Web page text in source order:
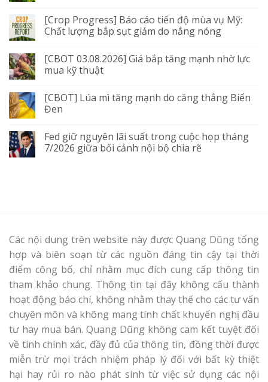
[Crop Progress] Báo cáo tiến độ mùa vụ Mỹ:
Chất lượng bắp sụt giảm do nắng nóng
[CBOT 03.08.2026] Giá bắp tăng mạnh nhờ lực
mua kỹ thuật
[CBOT] Lúa mì tăng mạnh do căng thẳng Biển
Đen
Fed giữ nguyên lãi suất trong cuộc họp tháng
7/2026 giữa bối cảnh nội bộ chia rẽ
Các nội dung trên website này được Quang Dũng tổng
hợp và biên soạn từ các nguồn đáng tin cậy tại thời
điểm công bố, chỉ nhằm mục đích cung cấp thông tin
tham khảo chung. Thông tin tại đây không cấu thành
hoạt động báo chí, không nhằm thay thế cho các tư vấn
chuyên môn và không mang tính chất khuyến nghị đầu
tư hay mua bán. Quang Dũng không cam kết tuyệt đối
về tính chính xác, đầy đủ của thông tin, đồng thời được
miễn trừ mọi trách nhiệm pháp lý đối với bất kỳ thiệt
hại hay rủi ro nào phát sinh từ việc sử dụng các nội